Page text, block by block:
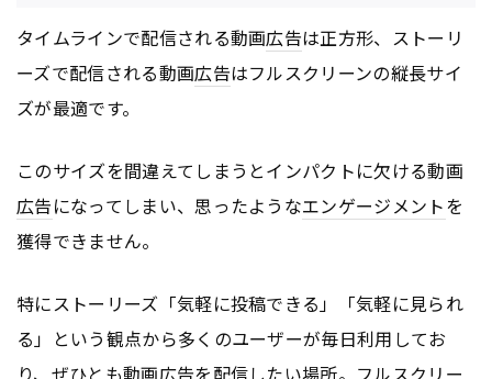
タイムラインで配信される動画広告は正方形、ストーリ
ーズで配信される動画広告はフルスクリーンの縦長サイ
ズが最適です。
このサイズを間違えてしまうとインパクトに欠ける動画
広告になってしまい、思ったようなエンゲージメントを
獲得できません。
特にストーリーズ「気軽に投稿できる」「気軽に見られ
る」という観点から多くのユーザーが毎日利用してお